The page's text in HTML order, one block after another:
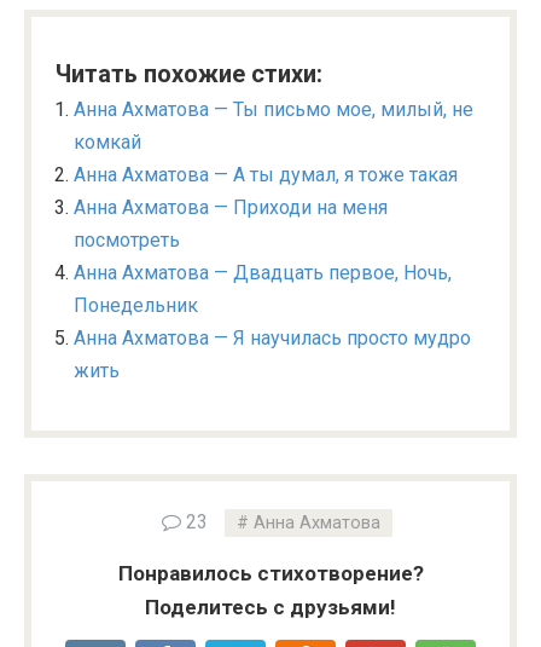
Читать похожие стихи:
Анна Ахматова — Ты письмо мое, милый, не
комкай
Анна Ахматова — А ты думал, я тоже такая
Анна Ахматова — Приходи на меня
посмотреть
Анна Ахматова — Двадцать первое, Ночь,
Понедельник
Анна Ахматова — Я научилась просто мудро
жить
23 Анна Ахматова
Понравилось стихотворение?
Поделитесь с друзьями!